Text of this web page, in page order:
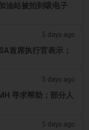
油站被拍到吸电子
5 days ago
首席执行官表示；
5 days ago
寻求帮助；部分人
5 days ago